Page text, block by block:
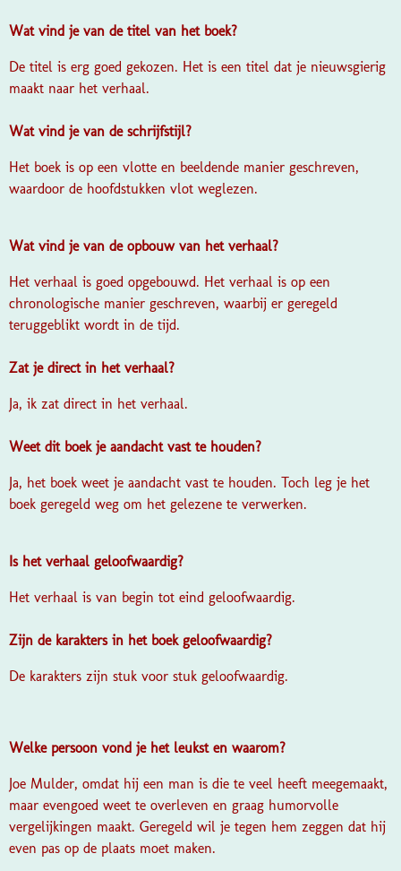
Wat vind je van de titel van het boek?
De titel is erg goed gekozen. Het is een titel dat je nieuwsgierig
maakt naar het verhaal.
Wat vind je van de schrijfstijl?
Het boek is op een vlotte en beeldende manier geschreven,
waardoor de hoofdstukken vlot weglezen.
Wat vind je van de opbouw van het verhaal?
Het verhaal is goed opgebouwd. Het verhaal is op een
chronologische manier geschreven, waarbij er geregeld
teruggeblikt wordt in de tijd.
Zat je direct in het verhaal?
Ja, ik zat direct in het verhaal.
Weet dit boek je aandacht vast te houden?
Ja, het boek weet je aandacht vast te houden. Toch leg je het
boek geregeld weg om het gelezene te verwerken.
Is het verhaal geloofwaardig?
Het verhaal is van begin tot eind geloofwaardig.
Zijn de karakters in het boek geloofwaardig?
De karakters zijn stuk voor stuk geloofwaardig.
Welke persoon vond je het leukst en waarom?
Joe Mulder, omdat hij een man is die te veel heeft meegemaakt,
maar evengoed weet te overleven en graag humorvolle
vergelijkingen maakt. Geregeld wil je tegen hem zeggen dat hij
even pas op de plaats moet maken.